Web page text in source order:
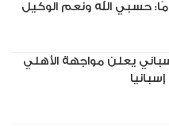
يعلن مواجهة الأهلي